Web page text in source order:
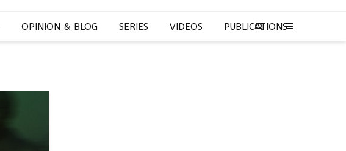
OPINION & BLOG SERIES VIDEOS PUBLICATIONS